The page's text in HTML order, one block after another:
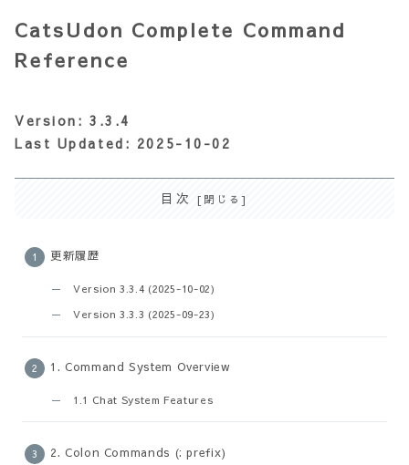
CatsUdon Complete Command
Reference
Version: 3.3.4
Last Updated: 2025-10-02
目次
更新履歴
Version 3.3.4 (2025-10-02)
Version 3.3.3 (2025-09-23)
1. Command System Overview
1.1 Chat System Features
2. Colon Commands (: prefix)